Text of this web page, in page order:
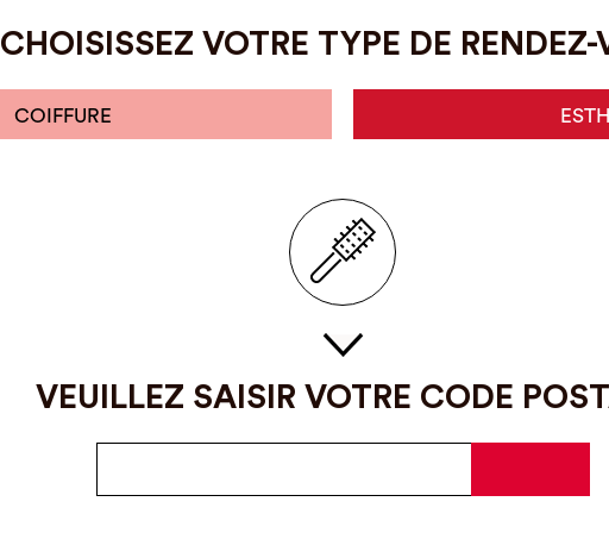
CHOISISSEZ VOTRE TYPE DE RENDEZ-
COIFFURE
VEUILLEZ SAISIR VOTRE CODE